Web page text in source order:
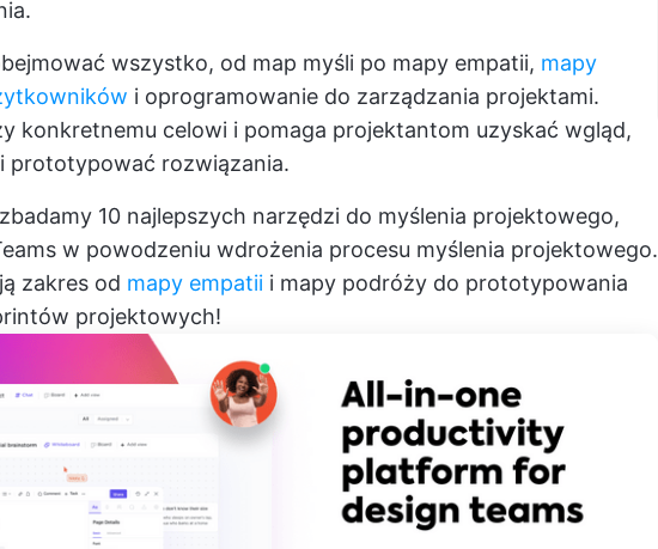
wszystko, od map myśli po mapy empatii, mapy
i oprogramowanie do zarządzania projektami.
konkretnemu celowi i pomaga projektantom uzyskać wgląd,
prototypować rozwiązania.
10 najlepszych narzędzi do myślenia projektowego,
w powodzeniu wdrożenia procesu myślenia projektowego.
zakres od mapy empatii i mapy podróży do prototypowania
projektowych!